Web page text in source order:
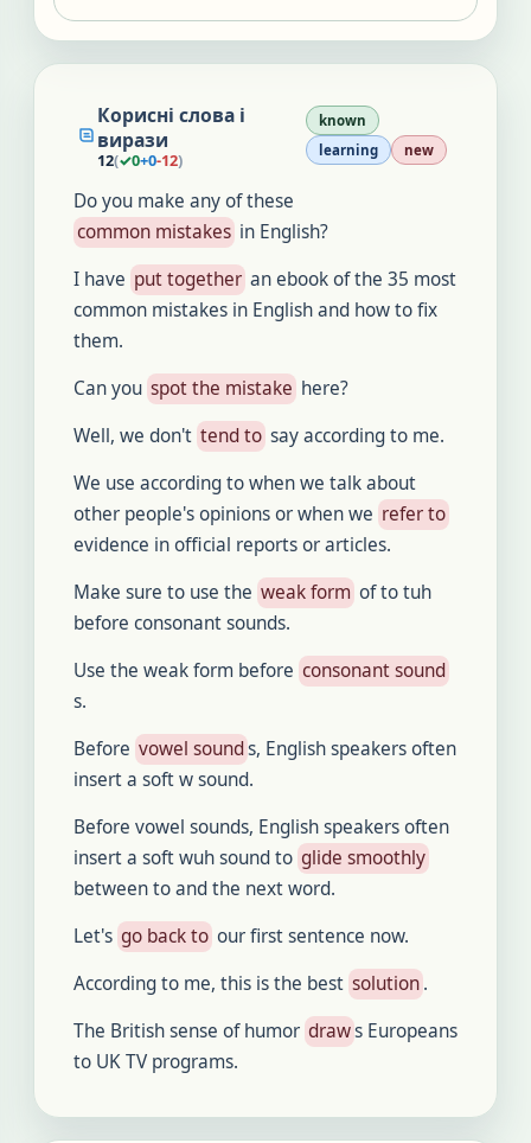
Корисні слова і
вирази
12(✓0+0-12)
known
learning
new
Do you make any of these
common mistakes in English?
I have put together an ebook of the 35 most
common mistakes in English and how to fix
them.
Can you spot the mistake here?
Well, we don't tend to say according to me.
We use according to when we talk about
other people's opinions or when we refer to
evidence in official reports or articles.
Make sure to use the weak form of to tuh
before consonant sounds.
Use the weak form before consonant sound
s.
Before vowel sounds, English speakers often
insert a soft w sound.
Before vowel sounds, English speakers often
insert a soft wuh sound to glide smoothly
between to and the next word.
Let's go back to our first sentence now.
According to me, this is the best solution.
The British sense of humor draws Europeans
to UK TV programs.